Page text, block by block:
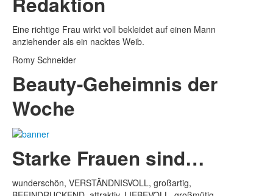
Eine richtige Frau wirkt voll bekleidet auf einen Mann
anziehender als ein nacktes Weib.
Romy Schneider
Beauty-Geheimnis der
Woche
Starke Frauen sind…
wunderschön, VERSTÄNDNISVOLL, großartig,